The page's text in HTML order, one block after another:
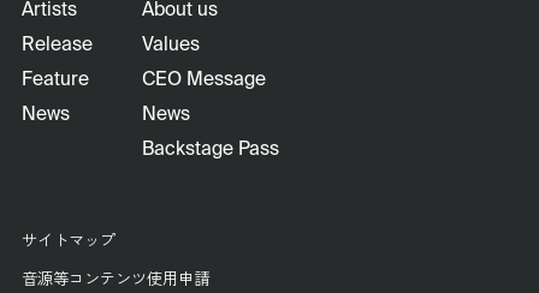
Artists
Release
Feature
News
About us
Values
CEO Message
News
Backstage Pass
サイトマップ
音源等コンテンツ使用申請